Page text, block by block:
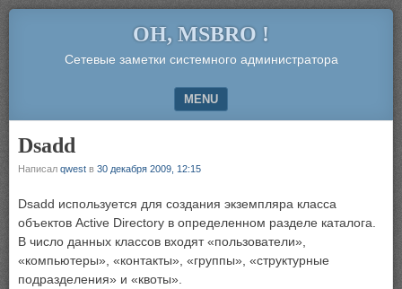
OH, MSBRO !
Сетевые заметки системного администратора
MENU
Dsadd
Написал qwest в 30 декабря 2009, 12:15
Dsadd используется для создания экземпляра класса
объектов Active Directory в определенном разделе каталога.
В число данных классов входят «пользователи»,
«компьютеры», «контакты», «группы», «структурные
подразделения» и «квоты».